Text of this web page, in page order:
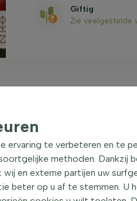
Giftig
Zie veelgestelde
50 cm
is een opvallende heester
ongeveer 250 cm en is niet
en hebben een gladde
keuze maakt voor in
ervaring te verbeteren en te
methoden. Dankzij
en externe partijen uw
beter op u af te stemmen. U